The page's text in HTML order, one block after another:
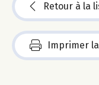
Retour à la
Imprimer